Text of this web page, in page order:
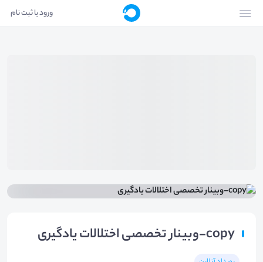
ورود یا ثبت نام
copy-وبینار تخصصی اختلالات یادگیری